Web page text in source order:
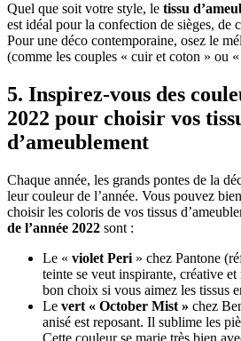
Quel que soit votre style, le tissu
est idéal pour la confection de sièges, de
Pour une déco contemporaine, osez le
(comme les couples « cuir et coton » ou
5. Inspirez-vous des
2022 pour choisir vos
d’ameublement
Chaque année, les grands pontes de la
leur couleur de l’année. Vous pouvez
choisir les coloris de vos tissus
de l’année 2022 sont :
Le « violet Peri » chez Pantone
teinte se veut inspirante, créative
bon choix si vous aimez les tissus
Le vert « October Mist » chez
anisé est reposant. Il sublime les
Cette couleur se marie très bien